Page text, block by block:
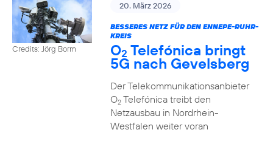
Credits: Jörg Borm
20. März 2026
BESSERES NETZ FÜR DEN ENNEPE-RUHR-
KREIS
O2 Telefónica bringt
5G nach Gevelsberg
Der Telekommunikationsanbieter
O2Telefónica treibt den
Netzausbau in Nordrhein-
Westfalen weiter voran